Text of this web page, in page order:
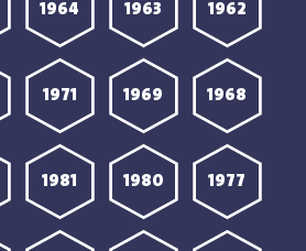
1962
1963
1964
1968
1969
1971
1977
1980
1981